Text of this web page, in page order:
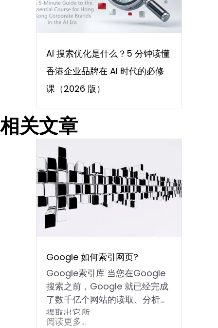
AI 搜索优化是什么？5 分钟读懂
香港企业品牌在 AI 时代的必修
课（2026 版）
相关文章
Google 如何索引网页?
Google索引库 当您在Google
搜索之前，Google 就已经完成
了数千亿个网站的读取、分析并
提取出它所…
阅读更多...